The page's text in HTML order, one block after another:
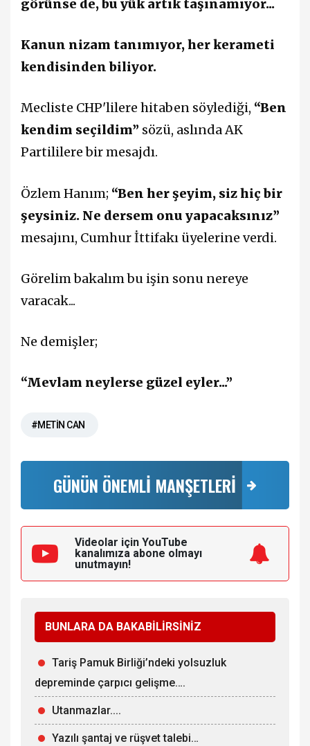
görünse de, bu yük artık taşınamıyor...
Kanun nizam tanımıyor, her kerameti
kendisinden biliyor.
Mecliste CHP'lilere hitaben söylediği, “Ben
kendim seçildim” sözü, aslında AK
Partililere bir mesajdı.
Özlem Hanım; “Ben her şeyim, siz hiç bir
şeysiniz. Ne dersem onu yapacaksınız”
mesajını, Cumhur İttifakı üyelerine verdi.
Görelim bakalım bu işin sonu nereye
varacak...
Ne demişler;
“Mevlam neylerse güzel eyler...”
#METİN CAN
GÜNÜN ÖNEMLİ MANŞETLERİ
Videolar için YouTube
kanalımıza abone olmayı
unutmayın!
BUNLARA DA BAKABİLİRSİNİZ
Tariş Pamuk Birliği’ndeki yolsuzluk
depreminde çarpıcı gelişme….
Utanmazlar....
Yazılı şantaj ve rüşvet talebi…